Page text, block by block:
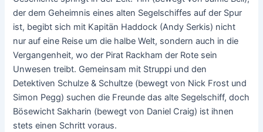
der dem Geheimnis eines alten Segelschiffes auf der Spur
ist, begibt sich mit Kapitän Haddock (Andy Serkis) nicht
nur auf eine Reise um die halbe Welt, sondern auch in die
Vergangenheit, wo der Pirat Rackham der Rote sein
Unwesen treibt. Gemeinsam mit Struppi und den
Detektiven Schulze & Schultze (bewegt von Nick Frost und
Simon Pegg) suchen die Freunde das alte Segelschiff, doch
Bösewicht Sakharin (bewegt von Daniel Craig) ist ihnen
stets einen Schritt voraus.